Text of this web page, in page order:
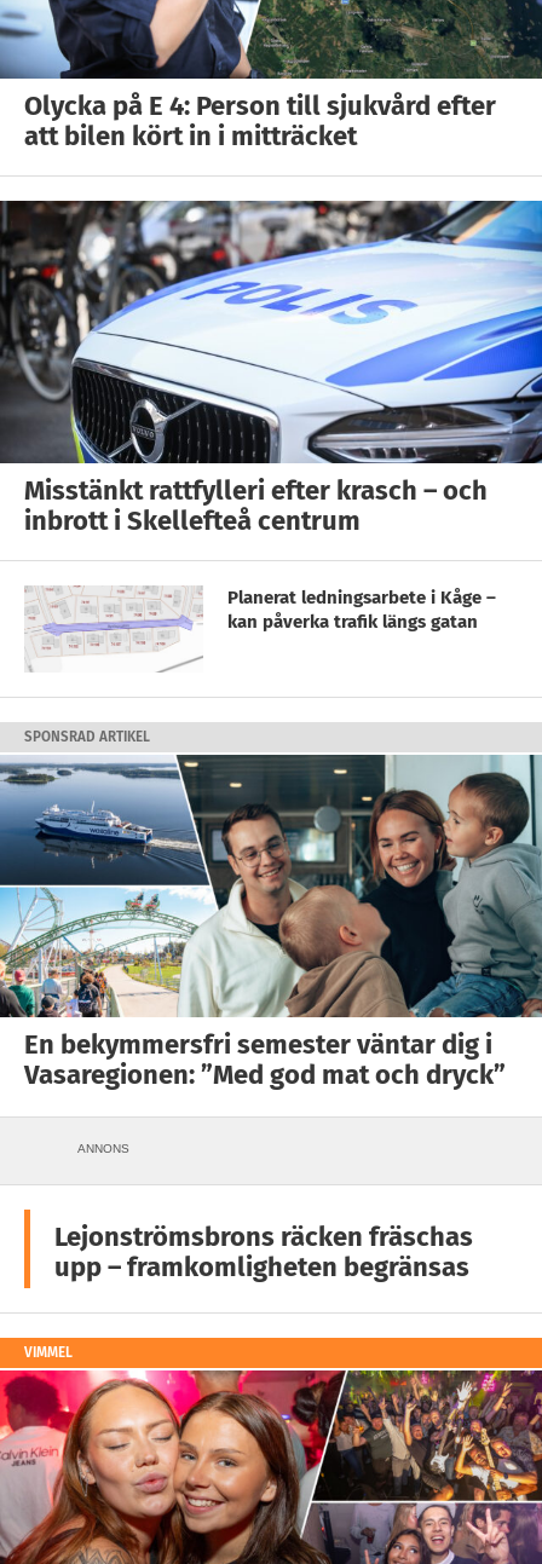
Olycka på E 4: Person till sjukvård efter
att bilen kört in i mitträcket
Misstänkt rattfylleri efter krasch – och
inbrott i Skellefteå centrum
Planerat ledningsarbete i Kåge –
kan påverka trafik längs gatan
SPONSRAD ARTIKEL
En bekymmersfri semester väntar dig i
Vasaregionen: ”Med god mat och dryck”
ANNONS
Lejonströmsbrons räcken fräschas
upp – framkomligheten begränsas
VIMMEL